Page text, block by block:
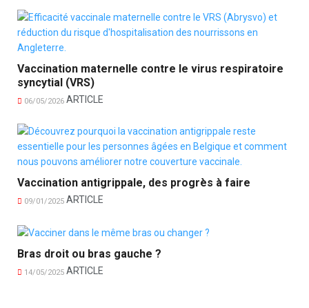
Vaccination maternelle contre le virus respiratoire
syncytial (VRS)
06/05/2026 ARTICLE
Vaccination antigrippale, des progrès à faire
09/01/2025 ARTICLE
Bras droit ou bras gauche ?
14/05/2025 ARTICLE